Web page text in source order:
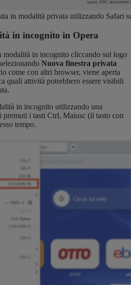
in modalità privata utilizzando Safari
in incognito in Opera
modalità in incognito cliccando sul logo
Nuova finestra privata
come con altri browser, viene aperta
quali attività potrebbero essere visibili
in incognito utilizzando una
premuti i tasti Ctrl, Maiusc (il tasto con
tempo.